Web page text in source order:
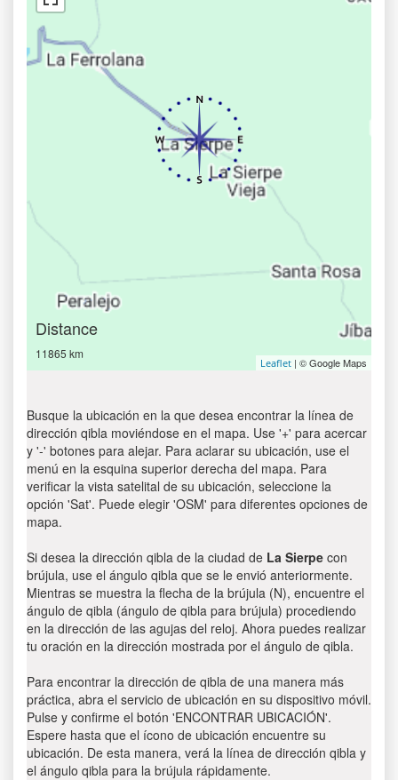
Distance
11865 km
Leaflet | © Google Maps
Busque la ubicación en la que desea encontrar la línea de
dirección qibla moviéndose en el mapa. Use '+' para acercar
y '-' botones para alejar. Para aclarar su ubicación, use el
menú en la esquina superior derecha del mapa. Para
verificar la vista satelital de su ubicación, seleccione la
opción 'Sat'. Puede elegir 'OSM' para diferentes opciones de
mapa.
Si desea la dirección qibla de la ciudad de La Sierpe con
brújula, use el ángulo qibla que se le envió anteriormente.
Mientras se muestra la flecha de la brújula (N), encuentre el
ángulo de qibla (ángulo de qibla para brújula) procediendo
en la dirección de las agujas del reloj. Ahora puedes realizar
tu oración en la dirección mostrada por el ángulo de qibla.
Para encontrar la dirección de qibla de una manera más
práctica, abra el servicio de ubicación en su dispositivo móvil.
Pulse y confirme el botón 'ENCONTRAR UBICACIÓN'.
Espere hasta que el ícono de ubicación encuentre su
ubicación. De esta manera, verá la línea de dirección qibla y
el ángulo qibla para la brújula rápidamente.